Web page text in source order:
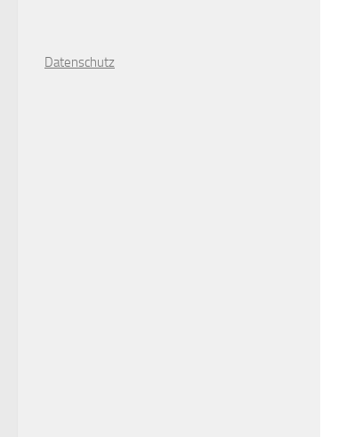
Datenschutz